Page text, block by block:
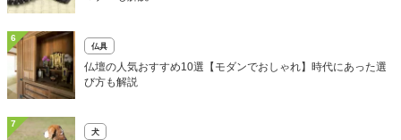
6
仏具
仏壇の人気おすすめ10選【モダンでおしゃれ】時代にあった選
び方も解説
7
犬